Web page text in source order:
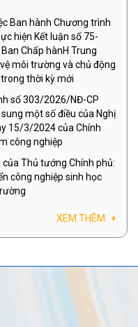
Ban hành Chương trình
hiện Kết luận số 75-
Chấp hànH Trung
môi trường và chủ động
thời kỳ mới
số 303/2026/NĐ-CP
một số điều của Nghị
15/3/2024 của Chính
công nghiệp
Thủ tướng Chính phủ:
công nghiệp sinh học
XEM THÊM +